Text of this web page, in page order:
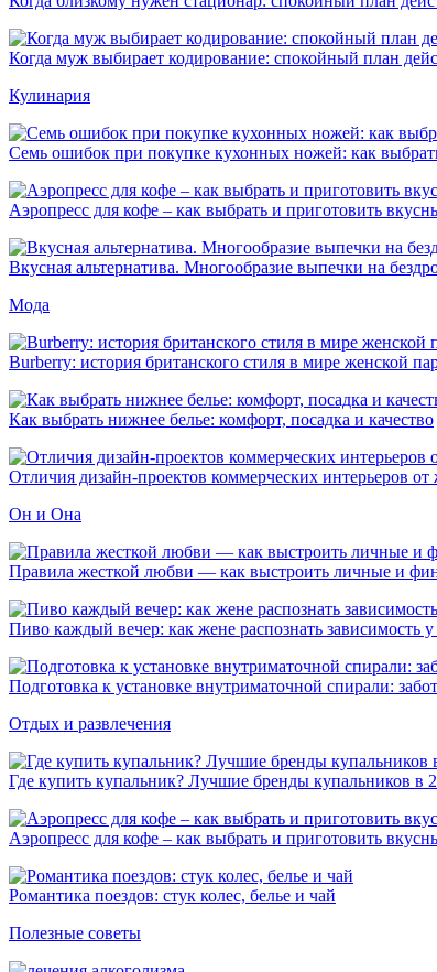
Когда муж выбирает кодирование: спокойный план
Кулинария
Семь ошибок при покупке кухонных ножей: как
Аэропресс для кофе – как выбрать и приготовить
Вкусная альтернатива. Многообразие выпечки на
Мода
Burberry: история британского стиля в мире женской
Как выбрать нижнее белье: комфорт, посадка и качество
Отличия дизайн-проектов коммерческих интерьеров
Он и Она
Правила жесткой любви — как выстроить личные и
Пиво каждый вечер: как жене распознать зависимость
Подготовка к установке внутриматочной спирали:
Отдых и развлечения
Где купить купальник? Лучшие бренды купальников в
Аэропресс для кофе – как выбрать и приготовить
Романтика поездов: стук колес, белье и чай
Полезные советы